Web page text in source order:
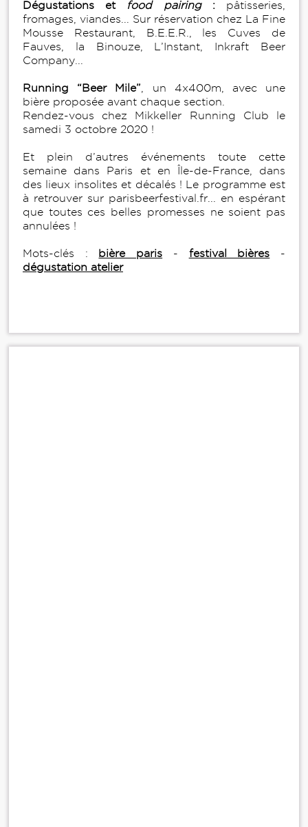
Dégustations et food pairing : pâtisseries,
fromages, viandes... Sur réservation chez La Fine
Mousse Restaurant, B.E.E.R., les Cuves de
Fauves, la Binouze, L’Instant, Inkraft Beer
Company...
Running “Beer Mile” , un 4x400m, avec une
bière proposée avant chaque section.
Rendez-vous chez Mikkeller Running Club le
samedi 3 octobre 2020 !
Et plein d’autres événements toute cette
semaine dans Paris et en Île-de-France, dans
des lieux insolites et décalés ! Le programme est
à retrouver sur parisbeerfestival.fr... en espérant
que toutes ces belles promesses ne soient pas
annulées !
Mots-clés : bière paris - festival bières -
dégustation atelier